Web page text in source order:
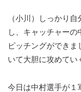
（小川）しっかり
し、キャッチャー
ピッチングができ
いて大胆に攻めてい
今日は中村選手が１